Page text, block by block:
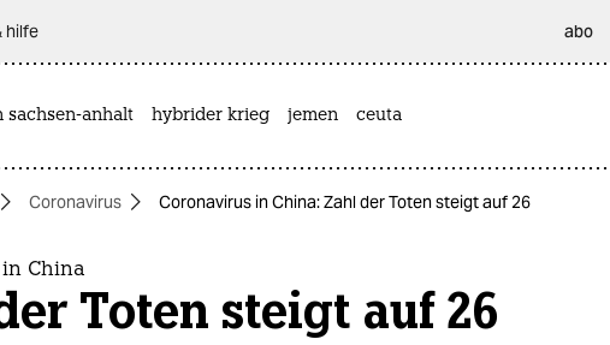
hilfe abo
sachsen-anhalt hybrider krieg jemen ceuta
Coronavirus Coronavirus in China: Zahl der Toten steigt auf 26
China
Toten steigt auf 26